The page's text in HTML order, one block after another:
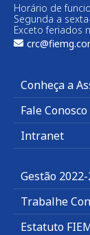
Horário de
Segunda a
Exceto feriados
Conheça a
Fale Conosco
Intranet
Gestão
Trabalhe
Estatuto